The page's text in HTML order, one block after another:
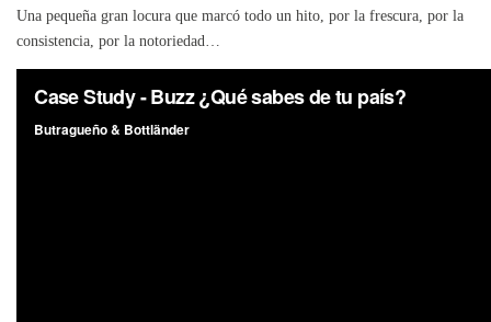
Una pequeña gran locura que marcó todo un hito, por la frescura, por la
consistencia, por la notoriedad…